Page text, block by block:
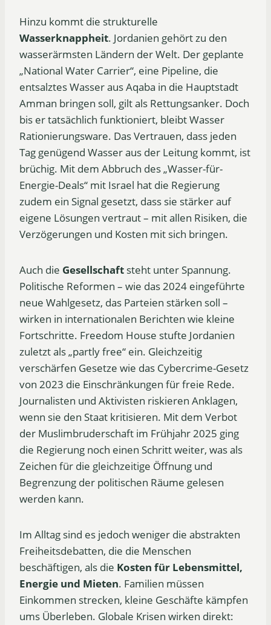
Hinzu kommt die strukturelle
Wasserknappheit. Jordanien gehört zu den
wasserärmsten Ländern der Welt. Der geplante
„National Water Carrier“, eine Pipeline, die
entsalztes Wasser aus Aqaba in die Hauptstadt
Amman bringen soll, gilt als Rettungsanker. Doch
bis er tatsächlich funktioniert, bleibt Wasser
Rationierungsware. Das Vertrauen, dass jeden
Tag genügend Wasser aus der Leitung kommt, ist
brüchig. Mit dem Abbruch des „Wasser-für-
Energie-Deals“ mit Israel hat die Regierung
zudem ein Signal gesetzt, dass sie stärker auf
eigene Lösungen vertraut – mit allen Risiken, die
Verzögerungen und Kosten mit sich bringen.
Auch die Gesellschaft steht unter Spannung.
Politische Reformen – wie das 2024 eingeführte
neue Wahlgesetz, das Parteien stärken soll –
wirken in internationalen Berichten wie kleine
Fortschritte. Freedom House stufte Jordanien
zuletzt als „partly free“ ein. Gleichzeitig
verschärfen Gesetze wie das Cybercrime-Gesetz
von 2023 die Einschränkungen für freie Rede.
Journalisten und Aktivisten riskieren Anklagen,
wenn sie den Staat kritisieren. Mit dem Verbot
der Muslimbruderschaft im Frühjahr 2025 ging
die Regierung noch einen Schritt weiter, was als
Zeichen für die gleichzeitige Öffnung und
Begrenzung der politischen Räume gelesen
werden kann.
Im Alltag sind es jedoch weniger die abstrakten
Freiheitsdebatten, die die Menschen
beschäftigen, als die Kosten für Lebensmittel,
Energie und Mieten. Familien müssen
Einkommen strecken, kleine Geschäfte kämpfen
ums Überleben. Globale Krisen wirken direkt: